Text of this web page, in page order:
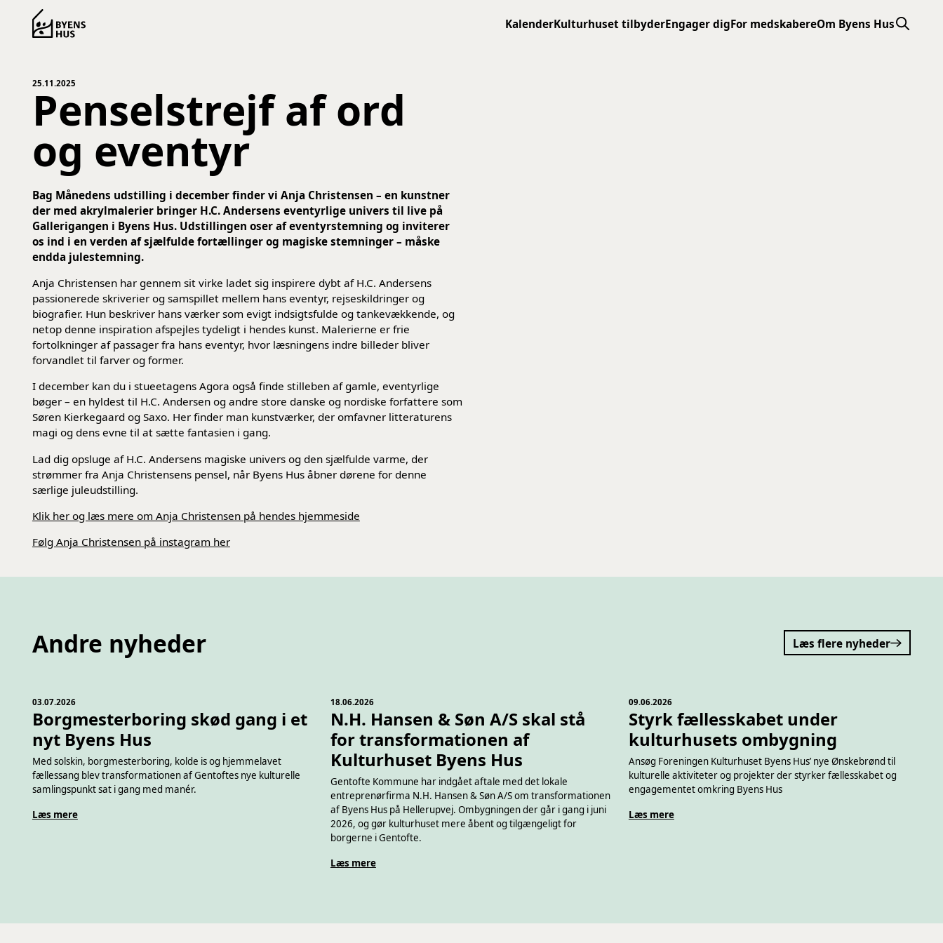
Spring til indhold
KalenderKulturhuset tilbyderEngager digFor medskabereOm Byens Hus
25.11.2025
Penselstrejf af ord
og eventyr
Bag Månedens udstilling i december finder vi Anja Christensen – en kunstner
der med akrylmalerier bringer H.C. Andersens eventyrlige univers til live på
Gallerigangen i Byens Hus. Udstillingen oser af eventyrstemning og inviterer
os ind i en verden af sjælfulde fortællinger og magiske stemninger – måske
endda julestemning.
Anja Christensen har gennem sit virke ladet sig inspirere dybt af H.C. Andersens
passionerede skriverier og samspillet mellem hans eventyr, rejseskildringer og
biografier. Hun beskriver hans værker som evigt indsigtsfulde og tankevækkende, og
netop denne inspiration afspejles tydeligt i hendes kunst. Malerierne er frie
fortolkninger af passager fra hans eventyr, hvor læsningens indre billeder bliver
forvandlet til farver og former.
I december kan du i stueetagens Agora også finde stilleben af gamle, eventyrlige
bøger – en hyldest til H.C. Andersen og andre store danske og nordiske forfattere som
Søren Kierkegaard og Saxo. Her finder man kunstværker, der omfavner litteraturens
magi og dens evne til at sætte fantasien i gang.
Lad dig opsluge af H.C. Andersens magiske univers og den sjælfulde varme, der
strømmer fra Anja Christensens pensel, når Byens Hus åbner dørene for denne
særlige juleudstilling.
Klik her og læs mere om Anja Christensen på hendes hjemmeside
Følg Anja Christensen på instagram her
Andre nyheder Læs flere nyheder
03.07.2026
Borgmesterboring skød gang i et
nyt Byens Hus
Med solskin, borgmesterboring, kolde is og hjemmelavet
fællessang blev transformationen af Gentoftes nye kulturelle
samlingspunkt sat i gang med manér.
Læs mere
18.06.2026
N.H. Hansen & Søn A/S skal stå
for transformationen af
Kulturhuset Byens Hus
Gentofte Kommune har indgået aftale med det lokale
entreprenørfirma N.H. Hansen & Søn A/S om transformationen
af Byens Hus på Hellerupvej. Ombygningen der går i gang i juni
2026, og gør kulturhuset mere åbent og tilgængeligt for
borgerne i Gentofte.
Læs mere
09.06.2026
Styrk fællesskabet under
kulturhusets ombygning
Ansøg Foreningen Kulturhuset Byens Hus’ nye Ønskebrønd til
kulturelle aktiviteter og projekter der styrker fællesskabet og
engagementet omkring Byens Hus
Læs mere